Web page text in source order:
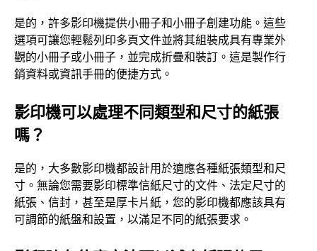
是的，許多影印機提供小冊子和小冊子創建功能。這些
選項可讓您輕鬆列印多頁文件並將其組裝成具有專業外
觀的小冊子或小冊子，並完成折疊和裝訂。這是製作行
銷資料或資訊手冊的便捷方式。
影印機可以處理不同類型和尺寸的紙張
嗎？
是的，大多數影印機都設計用於適應各種紙張類型和尺
寸。無論您需要影印標準信紙尺寸的文件、法定尺寸的
紙張、信封，甚至是厚卡片紙，您的影印機都應該具有
可調節的紙盤和設置，以滿足不同的紙張要求。